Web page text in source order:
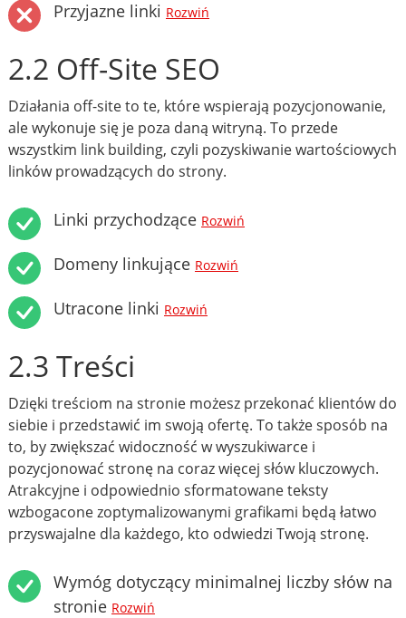
Przyjazne linki Rozwiń
2.2 Off-Site SEO
Działania off-site to te, które wspierają pozycjonowanie,
ale wykonuje się je poza daną witryną. To przede
wszystkim link building, czyli pozyskiwanie wartościowych
linków prowadzących do strony.
Linki przychodzące Rozwiń
Domeny linkujące Rozwiń
Utracone linki Rozwiń
2.3 Treści
Dzięki treściom na stronie możesz przekonać klientów do
siebie i przedstawić im swoją ofertę. To także sposób na
to, by zwiększać widoczność w wyszukiwarce i
pozycjonować stronę na coraz więcej słów kluczowych.
Atrakcyjne i odpowiednio sformatowane teksty
wzbogacone zoptymalizowanymi grafikami będą łatwo
przyswajalne dla każdego, kto odwiedzi Twoją stronę.
Wymóg dotyczący minimalnej liczby słów na
stronie Rozwiń